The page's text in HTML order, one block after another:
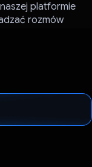
platformie
rozmów